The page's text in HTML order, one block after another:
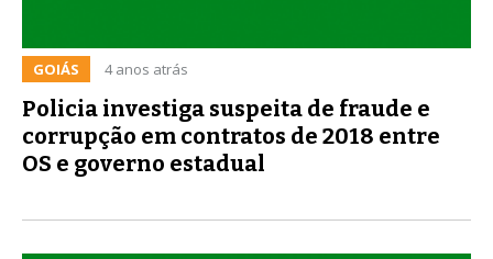
GOIÁS 4 anos atrás
Policia investiga suspeita de fraude e
corrupção em contratos de 2018 entre
OS e governo estadual